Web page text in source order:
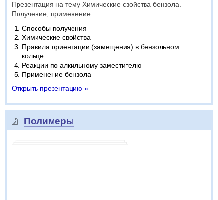
Презентация на тему Химические свойства бензола.
Получение, применение
Способы получения
Химические свойства
Правила ориентации (замещения) в бензольном
кольце
Реакции по алкильному заместителю
Применение бензола
Открыть презентацию »
Полимеры